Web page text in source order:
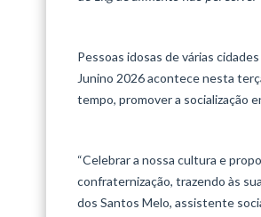
Pessoas idosas de várias
Junino 2026 acontece nesta
tempo, promover a socialização
“Celebrar a nossa cultura e
confraternização, trazendo às
dos Santos Melo, assistente